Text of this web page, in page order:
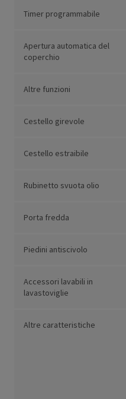
Timer programmabile
Apertura automatica del
coperchio
Altre funzioni
Cestello girevole
Cestello estraibile
Rubinetto svuota olio
Porta fredda
Piedini antiscivolo
Accessori lavabili in
lavastoviglie
Altre caratteristiche